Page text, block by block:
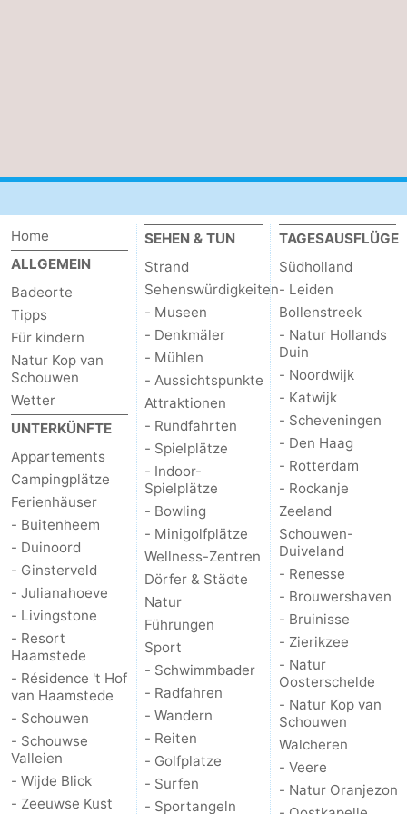
Natur
-
Kop
van
Schouwen
-
Veere
-
Natur
-
Natur
de
Mantelingen
-
Domburg
-
Zoutelande
Vlissingen
Middelburg
Wetter
Kontakt
Home
ALLGEMEIN
Badeorte
Tipps
Für kindern
Natur Kop van
Schouwen
Wetter
UNTERKÜNFTE
Appartements
Campingplätze
Ferienhäuser
- Buitenheem
- Duinoord
- Ginsterveld
- Julianahoeve
- Livingstone
- Resort
Haamstede
- Résidence 't Hof
van Haamstede
- Schouwen
- Schouwse
Valleien
- Wijde Blick
- Zeeuwse Kust
SEHEN & TUN
Strand
Sehenswürdigkeiten
- Museen
- Denkmäler
- Mühlen
- Aussichtspunkte
Attraktionen
- Rundfahrten
- Spielplätze
- Indoor-
Spielplätze
- Bowling
- Minigolfplätze
Wellness-Zentren
Dörfer & Städte
Natur
Führungen
Sport
- Schwimmbader
- Radfahren
- Wandern
- Reiten
- Golfplatze
- Surfen
- Sportangeln
TAGESAUSFLÜGE
Südholland
- Leiden
Bollenstreek
- Natur Hollands
Duin
- Noordwijk
- Katwijk
- Scheveningen
- Den Haag
- Rotterdam
- Rockanje
Zeeland
Schouwen-
Duiveland
- Renesse
- Brouwershaven
- Bruinisse
- Zierikzee
- Natur
Oosterschelde
- Natur Kop van
Schouwen
Walcheren
- Veere
- Natur Oranjezon